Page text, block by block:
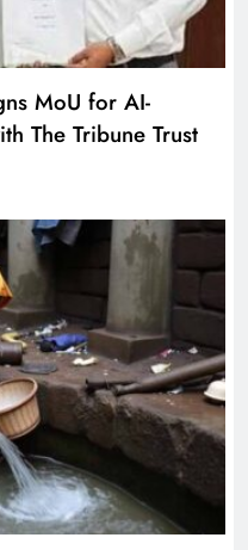
MoU for AI-
The Tribune Trust